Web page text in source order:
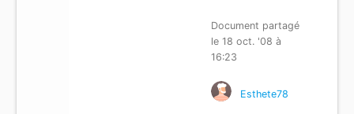
Document partagé
le 18 oct. '08 à
16:23
Esthete78